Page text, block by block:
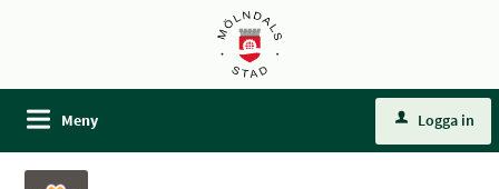
Meny Logga in